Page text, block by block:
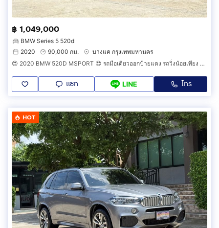
฿ 1,049,000
BMW Series 5 520d
2020
90,000 กม.
บางแค กรุงเทพมหานคร
😍 2020 BMW 520D MSPORT 😍 รถมือเดียวออกป้ายแดง รถวิ่งน้อยเพียง 90,000 กม เข้าศูนย์ตรงระยะ รถไม่มีอุบัติเหตุครับ
แชท LINE โทร
HOT